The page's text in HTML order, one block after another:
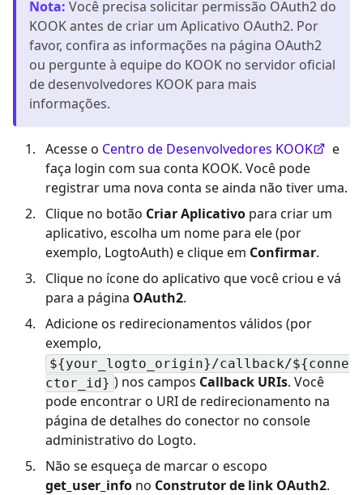
Nota: Você precisa solicitar permissão OAuth2 do
KOOK antes de criar um Aplicativo OAuth2. Por
favor, confira as informações na página OAuth2
ou pergunte à equipe do KOOK no servidor oficial
de desenvolvedores KOOK para mais
informações.
Acesse o Centro de Desenvolvedores KOOK
e
faça login com sua conta KOOK. Você pode
registrar uma nova conta se ainda não tiver uma.
Clique no botão Criar Aplicativo para criar um
aplicativo, escolha um nome para ele (por
exemplo, LogtoAuth) e clique em Confirmar.
Clique no ícone do aplicativo que você criou e vá
para a página OAuth2.
Adicione os redirecionamentos válidos (por
exemplo,
${your_logto_origin}/callback/${conne
ctor_id} ) nos campos Callback URIs. Você
pode encontrar o URI de redirecionamento na
página de detalhes do conector no console
administrativo do Logto.
Não se esqueça de marcar o escopo
get_user_info no Construtor de link OAuth2.